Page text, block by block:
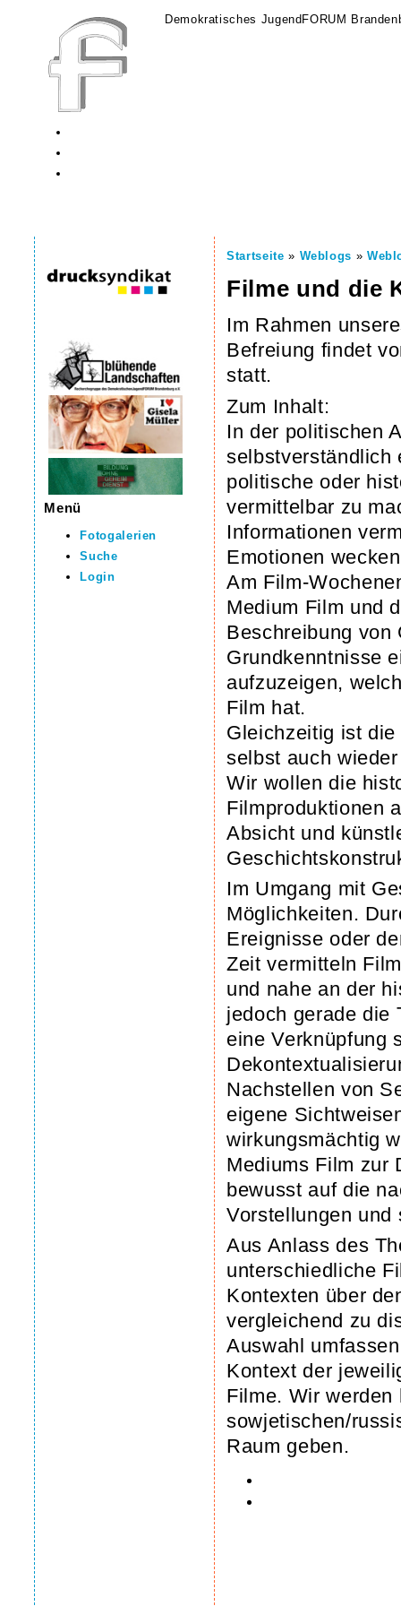
Demokratisches JugendFORUM
Menü
Fotogalerien
Suche
Login
Startseite » Weblogs »
Filme und die
Im Rahmen
Befreiung findet
statt.
Zum Inhalt:
In der politischen
selbstverständlich
politische oder
vermittelbar zu
Informationen
Emotionen
Am Film-
Medium Film und
Beschreibung von
Grundkenntnisse
aufzuzeigen,
Film hat.
Gleichzeitig ist
selbst auch
Wir wollen die
Filmproduktionen
Absicht und
Im Umgang mit
Möglichkeiten.
Ereignisse oder
Zeit vermitteln
und nahe an der
jedoch gerade die
eine Verknüpfung
Nachstellen von
eigene
wirkungsmächtig
Mediums Film zur
bewusst auf die
Vorstellungen und
Aus Anlass des
unterschiedliche
Kontexten über
vergleichend zu
Auswahl
Kontext der
Filme. Wir
sowjetischen/
Raum geben.